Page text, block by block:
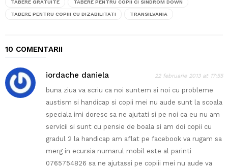
TABERE GRATUITE TABERE PENTRU COPII CI SINDROM DOWN
TABERE PENTRU COPIII CU DIZABILITATI TRANSILVANIA
10 COMENTARII
iordache daniela 22 februarie 2013 at 17:55
buna ziua va scriu ca noi suntem si noi cu probleme
austism si handicap si copii mei nu aude sunt la scoala
speciala imi doresc sa ne ajutati si pe noi ca eu nu am
servicii si sunt cu pensie de boala si am doi copii cu
gradul 2 la handicap am aflat pe facebook va rugam sa
merg in ecursia numarul mobil este al parinti
0765754826 sa ne ajutassi pe copiii mei nu aude va